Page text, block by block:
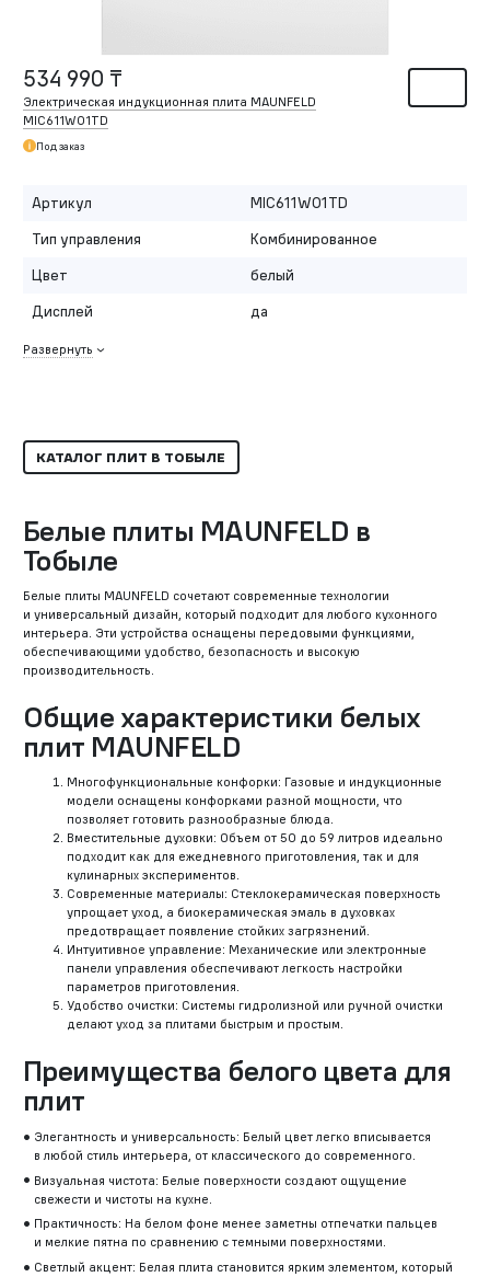
534 990 ₸
Электрическая индукционная плита MAUNFELD
MIC611W01TD
Под заказ
Артикул
MIC611W01TD
Тип управления
Комбинированное
Цвет
белый
Дисплей
да
Развернуть
КАТАЛОГ ПЛИТ В ТОБЫЛЕ
Белые плиты MAUNFELD в
Тобыле
Белые плиты MAUNFELD сочетают современные технологии
и универсальный дизайн, который подходит для любого кухонного
интерьера. Эти устройства оснащены передовыми функциями,
обеспечивающими удобство, безопасность и высокую
производительность.
Общие характеристики белых
плит MAUNFELD
Многофункциональные конфорки: Газовые и индукционные
модели оснащены конфорками разной мощности, что
позволяет готовить разнообразные блюда.
Вместительные духовки: Объем от 50 до 59 литров идеально
подходит как для ежедневного приготовления, так и для
кулинарных экспериментов.
Современные материалы: Стеклокерамическая поверхность
упрощает уход, а биокерамическая эмаль в духовках
предотвращает появление стойких загрязнений.
Интуитивное управление: Механические или электронные
панели управления обеспечивают легкость настройки
параметров приготовления.
Удобство очистки: Системы гидролизной или ручной очистки
делают уход за плитами быстрым и простым.
Преимущества белого цвета для
плит
Элегантность и универсальность: Белый цвет легко вписывается
в любой стиль интерьера, от классического до современного.
Визуальная чистота: Белые поверхности создают ощущение
свежести и чистоты на кухне.
Практичность: На белом фоне менее заметны отпечатки пальцев
и мелкие пятна по сравнению с темными поверхностями.
Светлый акцент: Белая плита становится ярким элементом, который